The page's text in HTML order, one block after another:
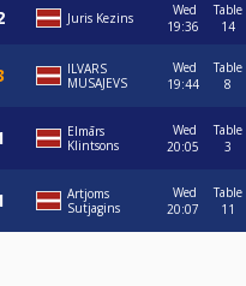
Juris Kezins
Wed
19:36
Table
14
ILVARS
MUSAJEVS
Wed
19:44
Table
8
Elmārs
Klintsons
Wed
20:05
Table
3
Artjoms
Sutjagins
Wed
20:07
Table
11